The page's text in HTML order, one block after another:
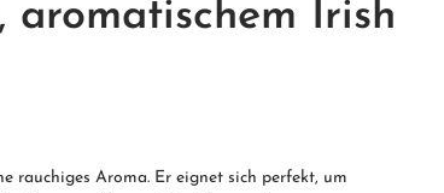
Irish
rauchiges Aroma. Er eignet sich perfekt, um